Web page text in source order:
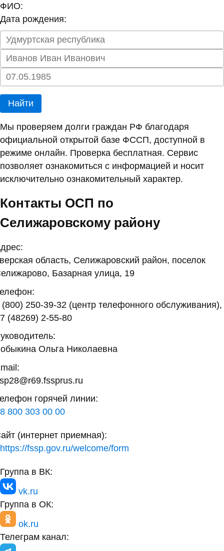
ФИО:
Дата рождения:
Найти
Мы проверяем долги граждан РФ благодаря
официальной открытой базе ФССП, доступной в
режиме онлайн. Проверка бесплатная. Сервис
позволяет ознакомиться с информацией и носит
исключительно ознакомительный характер.
Контакты ОСП по
Селижаровскому району
область, Селижаровский район, поселок
Базарная улица, 19
(800) 250-39-32 (центр телефонного обслуживания),
(48269) 2-55-80
Ольга Николаевна
горячей линии:
8 800 303 00 00
(интернет приемная):
https://fssp.gov.ru/welcome/form
Группа в ВК:
vk.ru
Группа в ОК:
ok.ru
Телеграм канал: